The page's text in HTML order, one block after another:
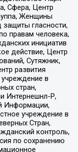
Сфера, Центр
Женщины
защиты гласности,
правам человека,
инициатив
действие, Центр
Сутяжник,
развития
в
стран,
Интернешнл-Р,
Информации,
учреждение в
Стран,
контроль,
по сохранению